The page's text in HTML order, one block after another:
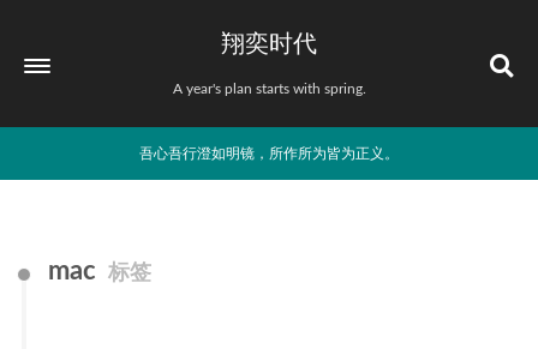
翔奕时代
A year's plan starts with spring.
吾心吾行澄如明镜，所作所为皆为正义。
mac 标签